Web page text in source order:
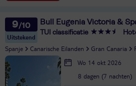
9
Uitstekend
Bull Eugenia Victoria &
TUI classificatie
Spanje Canarische Eilanden Gran Canaria
Wo 14 okt 2026
8 dagen (7 nachten)